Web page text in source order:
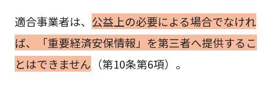
適合事業者は、 公益上の必要による場合でなけれ
ば、「重要経済安保情報」を第三者へ提供するこ
とはできません （第10条第6項）。